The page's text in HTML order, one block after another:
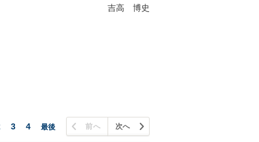
吉高 博史
3 4 最後 前へ 次へ